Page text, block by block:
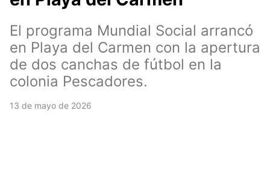
El programa Mundial Social arrancó
en Playa del Carmen con la apertura
de dos canchas de fútbol en la
colonia Pescadores.
13 de mayo de 2026